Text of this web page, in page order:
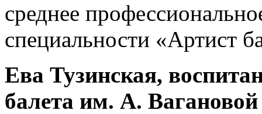
среднее
специальности «Артист
Ева Тузинская,
балета им. А.